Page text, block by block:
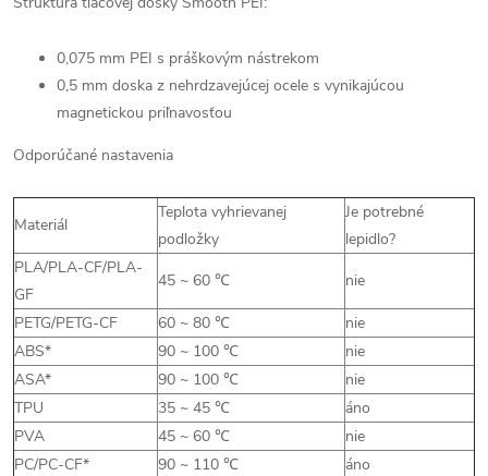
0,075 mm PEI s práškovým nástrekom
0,5 mm doska z nehrdzavejúcej ocele s vynikajúcou
magnetickou priľnavosťou
Odporúčané nastavenia
Materiál
Teplota vyhrievanej
podložky
Je potrebné
lepidlo?
PLA/PLA-CF/PLA-
GF
45 ~ 60 ℃ nie
PETG/PETG-CF 60 ~ 80 ℃
nie
ABS*
90 ~ 100 ℃
nie
ASA*
90 ~ 100 ℃
nie
TPU
35 ~ 45 ℃
áno
PVA
45 ~ 60 ℃
nie
PC/PC-CF*
90 ~ 110 ℃
áno